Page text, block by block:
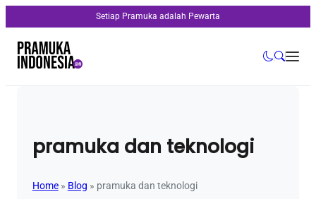
Setiap Pramuka adalah Pewarta
pramuka dan teknologi
Home» Blog » pramuka dan teknologi